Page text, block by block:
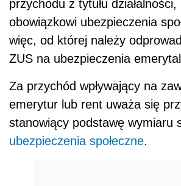
przychodu z tytułu
obowiązkowi ubezpieczenia
więc, od której należy
ZUS na ubezpieczenia
Za przychód wpływający na
emerytur lub rent uważa się
stanowiący podstawę wymiaru
ubezpieczenia społeczne.